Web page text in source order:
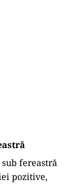
fereastră
pozitive,